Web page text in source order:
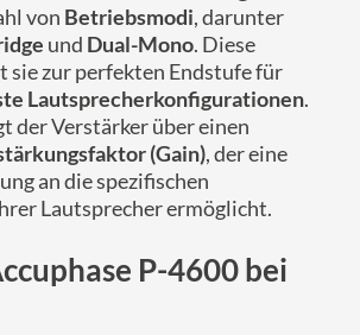
von Betriebsmodi, darunter
und Dual-Mono. Diese
sie zur perfekten Endstufe für
Lautsprecherkonfigurationen.
der Verstärker über einen
(Gain), der eine
an die spezifischen
Lautsprecher ermöglicht.
P-4600 bei